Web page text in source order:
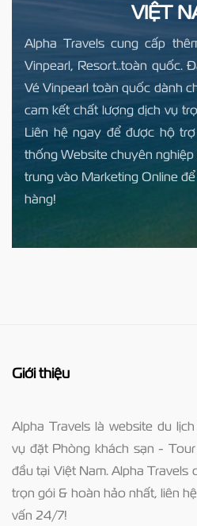
VIỆT
Alpha Travels cung cấp
Vinpearl, Resort..toàn quốc.
Vé Vinpearl toàn quốc dành
cam kết chất lượng dịch vụ
Liên hệ ngay để được hộ
thống Website chuyên
trung vào Marketing Online
hàng!
Giới thiệu
Alpha Travels là website du
vụ đặt Phòng khách sạn -
đầu tại Việt Nam. Alpha Travels
trọn gói & hoàn hảo nhất, liên
vấn 24/7!